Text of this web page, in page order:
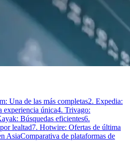
Una de las más completas2. Expedia:
experiencia única4. Trivago:
Búsquedas eficientes6.
lealtad7. Hotwire: Ofertas de última
AsiaComparativa de plataformas de